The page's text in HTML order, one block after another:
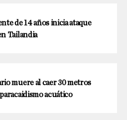
de 14 años inicia ataque
Tailandia
muere al caer 30 metros
acuático